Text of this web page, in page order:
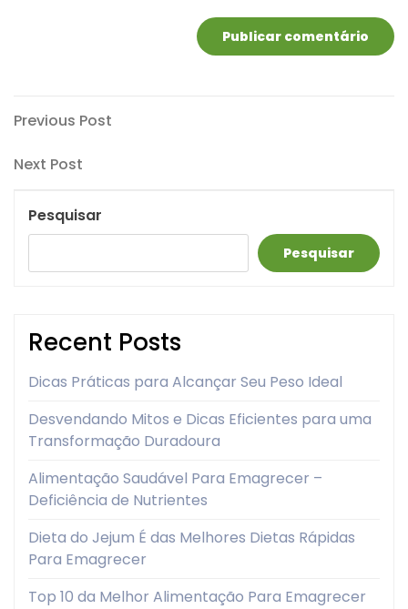
Navegação
de
artigos
Previous
Previous Post
Next
Next Post
Pesquisar
Pesquisar
Recent Posts
Dicas Práticas para Alcançar Seu Peso Ideal
Desvendando Mitos e Dicas Eficientes para uma
Transformação Duradoura
Alimentação Saudável Para Emagrecer –
Deficiência de Nutrientes
Dieta do Jejum É das Melhores Dietas Rápidas
Para Emagrecer
Top 10 da Melhor Alimentação Para Emagrecer